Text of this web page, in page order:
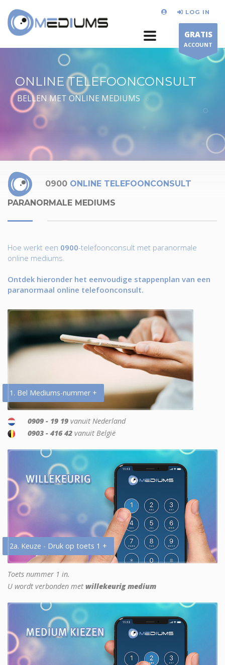
LOG IN
GRATIS
ACCOUNT
ONLINE TELEFOONCONSULT
BELLEN MET ONLINE MEDIUMS
0900 ONLINE TELEFOONCONSULT
PARANORMALE MEDIUMS
Hoe werkt een 0900-telefoonconsult met paranormale
online mediums.
Ontdek hieronder het eenvoudige stappenplan van een
paranormaal online telefoonconsult.
1. Bel Mediums-nummer +
0909 - 19 19 vanuit Nederland
0903 - 416 42 vanuit België
2a. Keuze - Druk op toets 1 +
Toets nummer 1 in.
U wordt verbonden met willekeurig medium